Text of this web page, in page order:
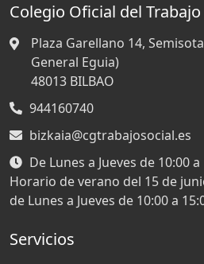
Colegio Oficial del
Plaza Garellano 14,
General Eguia)
48013 BILBAO
944160740
bizkaia@cgtrabajosocial.es
De Lunes a Jueves de 10:00
Horario de verano del 15 de
de Lunes a Jueves de 10:00 a
Servicios